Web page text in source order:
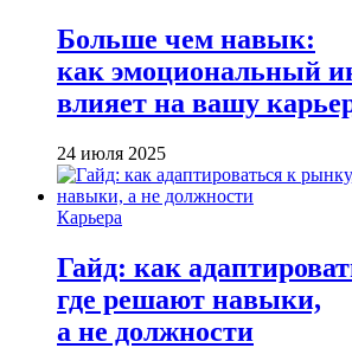
Больше чем навык:
как эмоциональный
влияет на вашу
24 июля 2025
Карьера
Гайд: как
где решают навыки,
а не должности